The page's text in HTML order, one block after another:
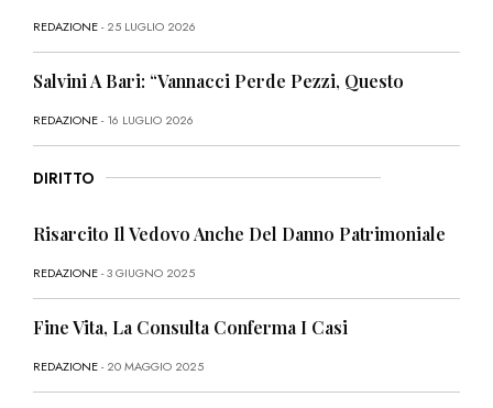
REDAZIONE- 25 LUGLIO 2026
Salvini A Bari: “Vannacci Perde Pezzi, Questo
REDAZIONE- 16 LUGLIO 2026
DIRITTO
Risarcito Il Vedovo Anche Del Danno Patrimoniale
REDAZIONE- 3 GIUGNO 2025
Fine Vita, La Consulta Conferma I Casi
REDAZIONE- 20 MAGGIO 2025